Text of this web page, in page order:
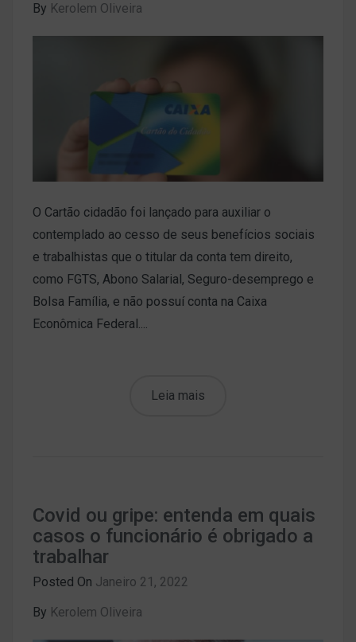
By Kerolem Oliveira
O Cartão cidadão foi lançado para auxiliar o
contemplado ao cesso de seus benefícios sociais
e trabalhistas que o titular da conta tem direito,
como FGTS, Abono Salarial, Seguro-desemprego e
Bolsa Família, e não possuí conta na Caixa
Econômica Federal....
Leia mais
Covid ou gripe: entenda em quais
casos o funcionário é obrigado a
trabalhar
Posted On Janeiro 21, 2022
By Kerolem Oliveira